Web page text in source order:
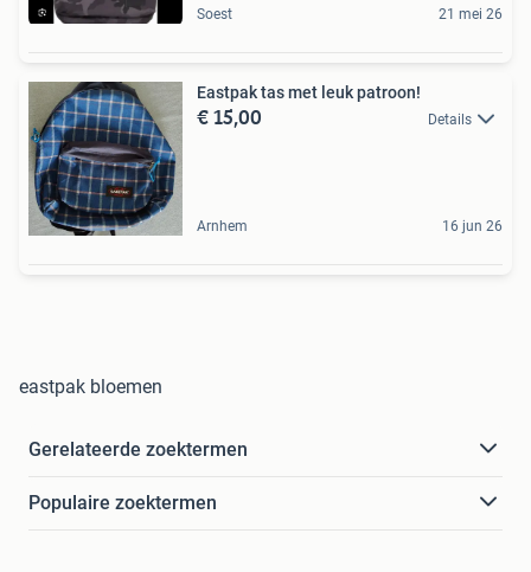
Soest 21 mei 26
Eastpak tas met leuk patroon!
€ 15,00 Details
Arnhem 16 jun 26
eastpak bloemen
Gerelateerde zoektermen
Populaire zoektermen